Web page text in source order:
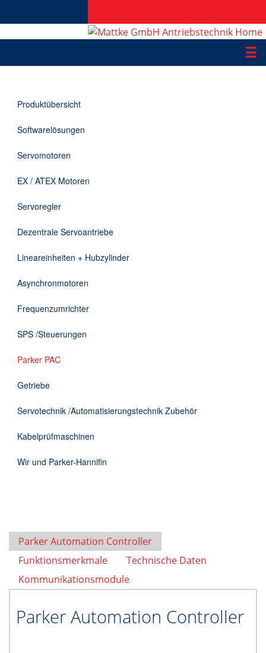
☰
Applikationen
Informationen
Downloads
Kontakt
Produktübersicht
Softwarelösungen
Servomotoren
EX / ATEX Motoren
Servoregler
Dezentrale Servoantriebe
Lineareinheiten + Hubzylinder
Asynchronmotoren
Frequenzumrichter
SPS /Steuerungen
Parker PAC
Getriebe
Servotechnik /Automatisierungstechnik Zubehör
Kabelprüfmaschinen
Wir und Parker-Hannifin
Parker Automation Controller
Funktionsmerkmale
Technische Daten
Kommunikationsmodule
Parker Automation Controller